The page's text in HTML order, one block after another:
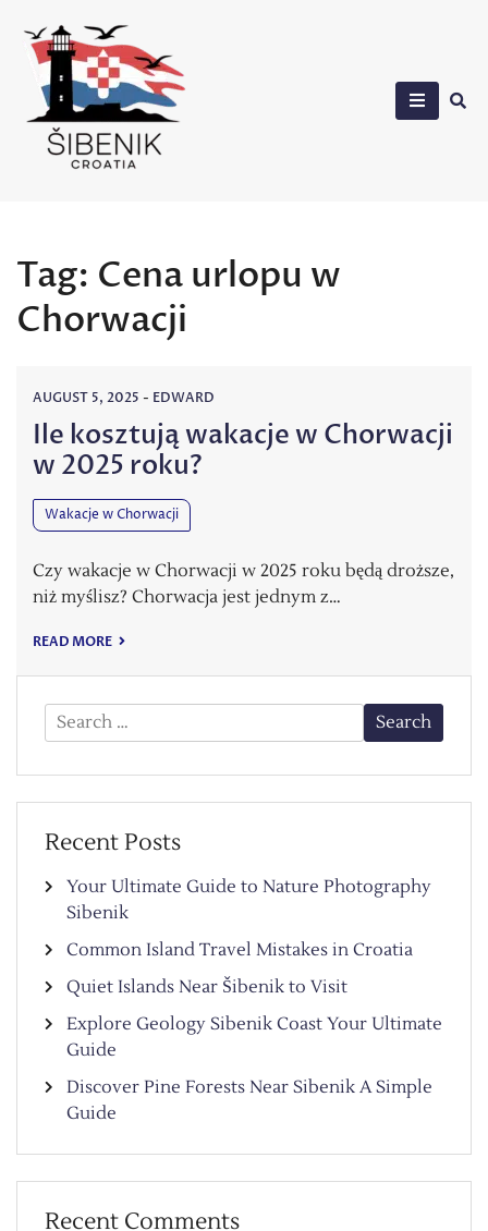
content
Tag: Cena urlopu w
Chorwacji
AUGUST 5, 2025 - EDWARD
Ile kosztują wakacje w Chorwacji
w 2025 roku?
Wakacje w Chorwacji
Czy wakacje w Chorwacji w 2025 roku będą droższe,
niż myślisz? Chorwacja jest jednym z…
READ MORE
Search
for:
Recent Posts
Your Ultimate Guide to Nature Photography
Sibenik
Common Island Travel Mistakes in Croatia
Quiet Islands Near Šibenik to Visit
Explore Geology Sibenik Coast Your Ultimate
Guide
Discover Pine Forests Near Sibenik A Simple
Guide
Recent Comments